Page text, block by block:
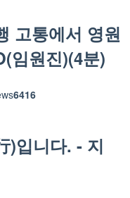
고통에서 영원
임원진)(4분)
6416
)입니다. - 지